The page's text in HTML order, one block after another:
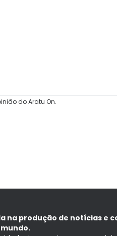
do Aratu On.
na produção de notícias e